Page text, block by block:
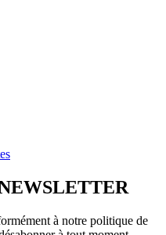
à notre politique de